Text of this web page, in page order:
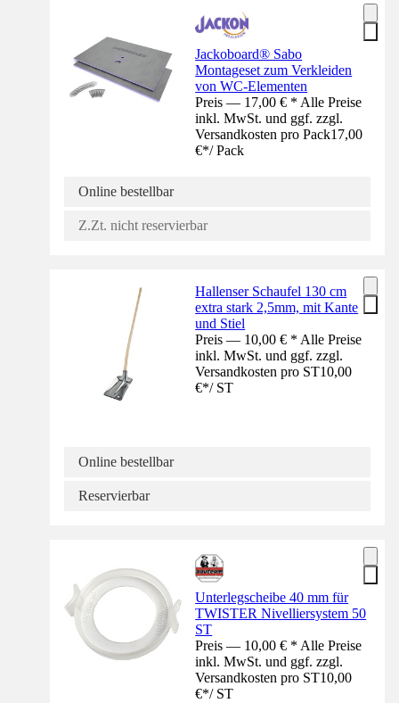
Jackoboard® Sabo
Montageset zum Verkleiden
von WC-Elementen
Preis — 17,00 € * Alle Preise
inkl. MwSt. und ggf. zzgl.
Versandkosten pro Pack17,00
€*/ Pack
Online bestellbar
Z.Zt. nicht reservierbar
Hallenser Schaufel 130 cm
extra stark 2,5mm, mit Kante
und Stiel
Preis — 10,00 € * Alle Preise
inkl. MwSt. und ggf. zzgl.
Versandkosten pro ST10,00
€*/ ST
Online bestellbar
Reservierbar
Unterlegscheibe 40 mm für
TWISTER Nivelliersystem 50
ST
Preis — 10,00 € * Alle Preise
inkl. MwSt. und ggf. zzgl.
Versandkosten pro ST10,00
€*/ ST